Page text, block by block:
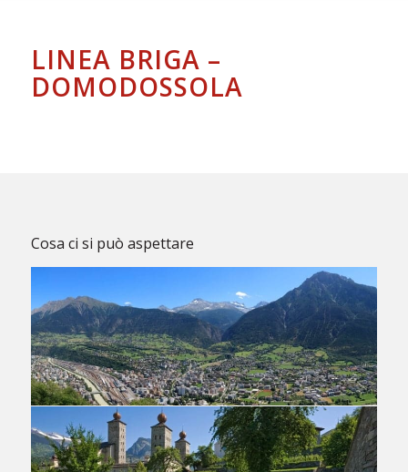
LINEA BRIGA –
DOMODOSSOLA
Cosa ci si può aspettare